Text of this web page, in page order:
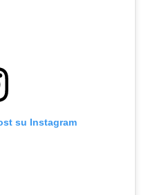
su Instagram